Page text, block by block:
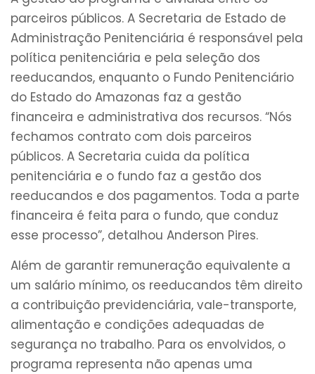
parceiros públicos. A Secretaria de Estado de
Administração Penitenciária é responsável pela
política penitenciária e pela seleção dos
reeducandos, enquanto o Fundo Penitenciário
do Estado do Amazonas faz a gestão
financeira e administrativa dos recursos. “Nós
fechamos contrato com dois parceiros
públicos. A Secretaria cuida da política
penitenciária e o fundo faz a gestão dos
reeducandos e dos pagamentos. Toda a parte
financeira é feita para o fundo, que conduz
esse processo”, detalhou Anderson Pires.
Além de garantir remuneração equivalente a
um salário mínimo, os reeducandos têm direito
a contribuição previdenciária, vale-transporte,
alimentação e condições adequadas de
segurança no trabalho. Para os envolvidos, o
programa representa não apenas uma